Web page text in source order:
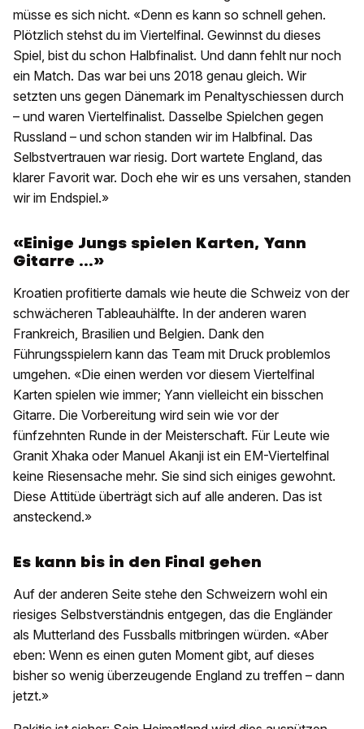
müsse es sich nicht. «Denn es kann so schnell gehen.
Plötzlich stehst du im Viertelfinal. Gewinnst du dieses
Spiel, bist du schon Halbfinalist. Und dann fehlt nur noch
ein Match. Das war bei uns 2018 genau gleich. Wir
setzten uns gegen Dänemark im Penaltyschiessen durch
– und waren Viertelfinalist. Dasselbe Spielchen gegen
Russland – und schon standen wir im Halbfinal. Das
Selbstvertrauen war riesig. Dort wartete England, das
klarer Favorit war. Doch ehe wir es uns versahen, standen
wir im Endspiel.»
«Einige Jungs spielen Karten, Yann
Gitarre ...»
Kroatien profitierte damals wie heute die Schweiz von der
schwächeren Tableauhälfte. In der anderen waren
Frankreich, Brasilien und Belgien. Dank den
Führungsspielern kann das Team mit Druck problemlos
umgehen. «Die einen werden vor diesem Viertelfinal
Karten spielen wie immer; Yann vielleicht ein bisschen
Gitarre. Die Vorbereitung wird sein wie vor der
fünfzehnten Runde in der Meisterschaft. Für Leute wie
Granit Xhaka oder Manuel Akanji ist ein EM-Viertelfinal
keine Riesensache mehr. Sie sind sich einiges gewohnt.
Diese Attitüde überträgt sich auf alle anderen. Das ist
ansteckend.»
Es kann bis in den Final gehen
Auf der anderen Seite stehe den Schweizern wohl ein
riesiges Selbstverständnis entgegen, das die Engländer
als Mutterland des Fussballs mitbringen würden. «Aber
eben: Wenn es einen guten Moment gibt, auf dieses
bisher so wenig überzeugende England zu treffen – dann
jetzt.»